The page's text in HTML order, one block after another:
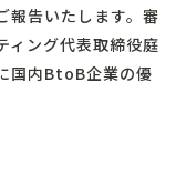
報告いたします。審
ィング代表取締役庭
国内BtoB企業の優